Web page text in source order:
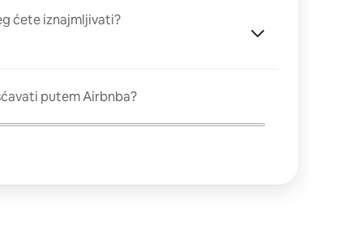
ćete iznajmljivati?
putem Airbnba?